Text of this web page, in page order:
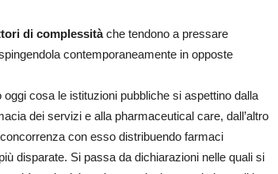
di complessitàche tendono a pressare
contemporaneamente in opposte
oggi cosa le istituzioni pubbliche si aspettino dalla
dei servizi e alla pharmaceutical care, dall’altro
con esso distribuendo farmaci
disparate. Si passa da dichiarazioni nelle quali si